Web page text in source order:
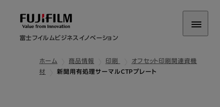
富士フイルムビジネスイノベーション
ホーム 商品情報 印刷
オフセット印刷関連資機
材
新聞用有処理サーマルCTPプレート